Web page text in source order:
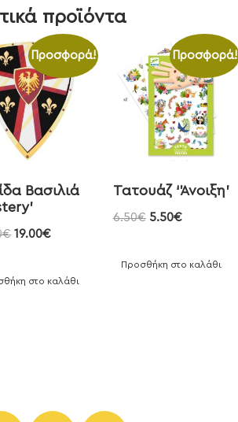
προϊόντα
Προσφορά!
Βασιλιά
€ 19.00€
στο καλάθι
Προσφορά!
Τατουάζ ‘Άνοιξη’
6.50€ 5.50€
Προσθήκη στο καλάθι